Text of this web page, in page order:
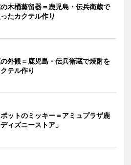
木桶蒸留器＝鹿児島・伝兵衛蔵で
たカクテル作り
外観＝鹿児島・伝兵衛蔵で焼酎を
テル作り
ットのミッキー＝アミュプラザ鹿
ィズニーストア」